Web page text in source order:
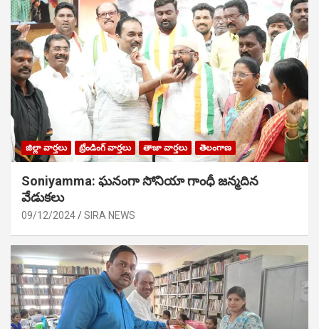
జిల్లా వార్తలు ట్రేండింగ్ వార్తలు తాజా వార్తలు తెలంగాణ
Soniyamma: ఘ‌నంగా సోనియా గాంధీ జ‌న్మ‌దిన
వేడుక‌లు
09/12/2024 SIRA NEWS